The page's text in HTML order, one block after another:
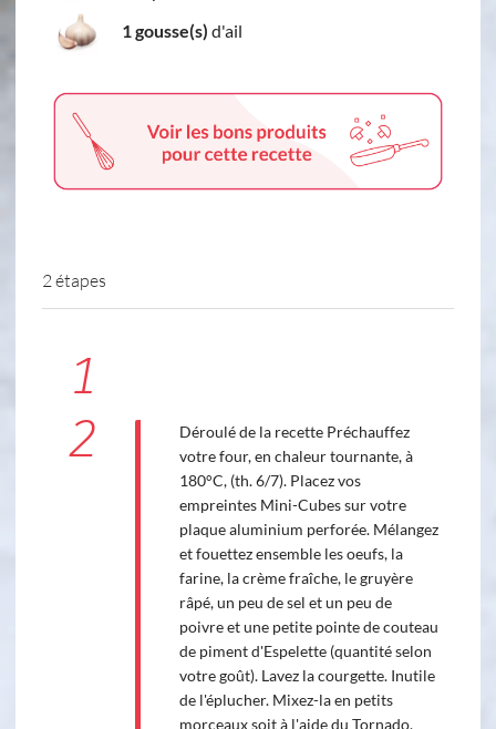
1 gousse(s) d'ail
2 étapes
1
2
Déroulé de la recette Préchauffez
votre four, en chaleur tournante, à
180°C, (th. 6/7). Placez vos
empreintes Mini-Cubes sur votre
plaque aluminium perforée. Mélangez
et fouettez ensemble les oeufs, la
farine, la crème fraîche, le gruyère
râpé, un peu de sel et un peu de
poivre et une petite pointe de couteau
de piment d'Espelette (quantité selon
votre goût). Lavez la courgette. Inutile
de l'éplucher. Mixez-la en petits
morceaux soit à l'aide du Tornado,